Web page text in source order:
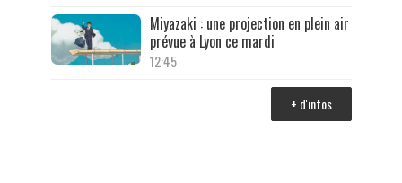
Miyazaki : une projection en plein air
prévue à Lyon ce mardi
12:45
+ d'infos